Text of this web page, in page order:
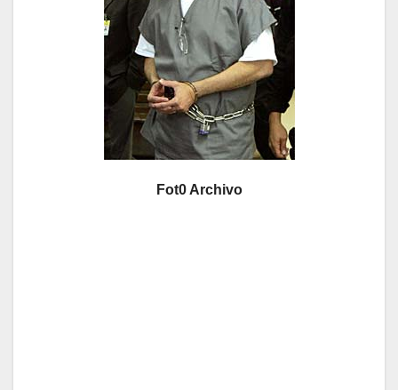
Fot0 Archivo